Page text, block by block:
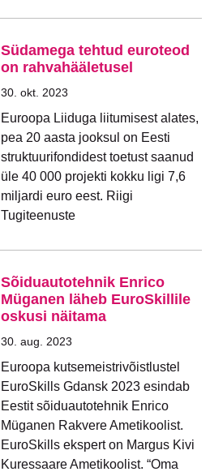
Südamega tehtud euroteod
on rahvahääletusel
30. okt. 2023
Euroopa Liiduga liitumisest alates,
pea 20 aasta jooksul on Eesti
struktuurifondidest toetust saanud
üle 40 000 projekti kokku ligi 7,6
miljardi euro eest. Riigi
Tugiteenuste
Sõiduautotehnik Enrico
Müganen läheb EuroSkillile
oskusi näitama
30. aug. 2023
Euroopa kutsemeistrivõistlustel
EuroSkills Gdansk 2023 esindab
Eestit sõiduautotehnik Enrico
Müganen Rakvere Ametikoolist.
EuroSkills ekspert on Margus Kivi
Kuressaare Ametikoolist. “Oma